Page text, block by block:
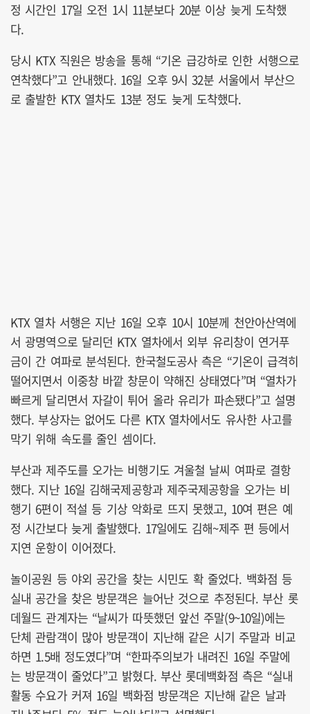
정 시간인 17일 오전 1시 11분보다 20분 이상 늦게 도착했
다.
당시 KTX 직원은 방송을 통해 “기온 급강하로 인한 서행으로
연착했다”고 안내했다. 16일 오후 9시 32분 서울에서 부산으
로 출발한 KTX 열차도 13분 정도 늦게 도착했다.
KTX 열차 서행은 지난 16일 오후 10시 10분께 천안아산역에
서 광명역으로 달리던 KTX 열차에서 외부 유리창이 연거푸
금이 간 여파로 분석된다. 한국철도공사 측은 “기온이 급격히
떨어지면서 이중창 바깥 창문이 약해진 상태였다”며 “열차가
빠르게 달리면서 자갈이 튀어 올라 유리가 파손됐다”고 설명
했다. 부상자는 없어도 다른 KTX 열차에서도 유사한 사고를
막기 위해 속도를 줄인 셈이다.
부산과 제주도를 오가는 비행기도 겨울철 날씨 여파로 결항
했다. 지난 16일 김해국제공항과 제주국제공항을 오가는 비
행기 6편이 적설 등 기상 악화로 뜨지 못했고, 10여 편은 예
정 시간보다 늦게 출발했다. 17일에도 김해~제주 편 등에서
지연 운항이 이어졌다.
놀이공원 등 야외 공간을 찾는 시민도 확 줄었다. 백화점 등
실내 공간을 찾은 방문객은 늘어난 것으로 추정된다. 부산 롯
데월드 관계자는 “날씨가 따뜻했던 앞선 주말(9~10일)에는
단체 관람객이 많아 방문객이 지난해 같은 시기 주말과 비교
하면 1.5배 정도였다”며 “한파주의보가 내려진 16일 주말에
는 방문객이 줄었다”고 밝혔다. 부산 롯데백화점 측은 “실내
활동 수요가 커져 16일 백화점 방문객은 지난해 같은 날과